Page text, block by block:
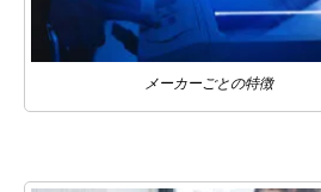
メーカーごとの特徴